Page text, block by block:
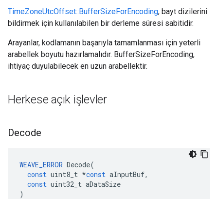
TimeZoneUtcOffset::BufferSizeForEncoding, bayt dizilerini
bildirmek için kullanılabilen bir derleme süresi sabitidir.
Arayanlar, kodlamanın başarıyla tamamlanması için yeterli
arabellek boyutu hazırlamalıdır. BufferSizeForEncoding,
ihtiyaç duyulabilecek en uzun arabellektir.
Herkese açık işlevler
Decode
WEAVE_ERROR Decode(
const uint8_t *const aInputBuf,
const uint32_t aDataSize
)